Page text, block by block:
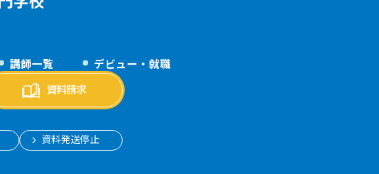
講師一覧 デビュー・就職
資料請求
資料発送停止